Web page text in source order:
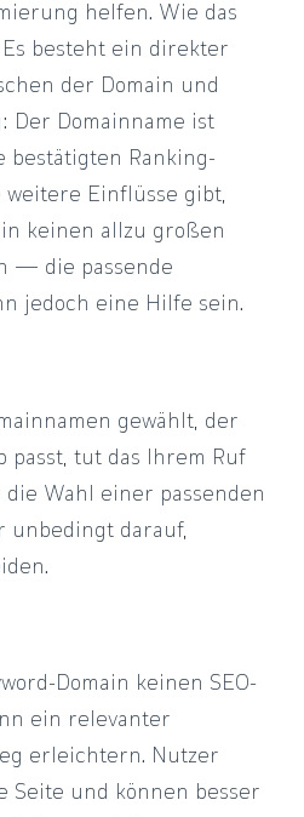
helfen. Wie das
besteht ein direkter
der Domain und
Der Domainname ist
bestätigten Ranking-
weitere Einflüsse gibt,
keinen allzu großen
— die passende
jedoch eine Hilfe sein.
gewählt, der
passt, tut das Ihrem Ruf
Wahl einer passenden
unbedingt darauf,
Domain keinen SEO-
ein relevanter
erleichtern. Nutzer
Seite und können besser